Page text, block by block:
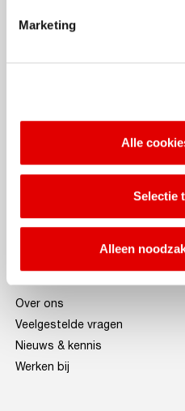
Marketing
Alle
Selectie
Alleen
Contact
013-5 950 950
5048 AA TILBURG
Onze oplossingen
AVIA Card aanvragen
Laadoplossingen
MijnVollenhoven
Over AVIA
Over ons
Veelgestelde vragen
Nieuws & kennis
Werken bij